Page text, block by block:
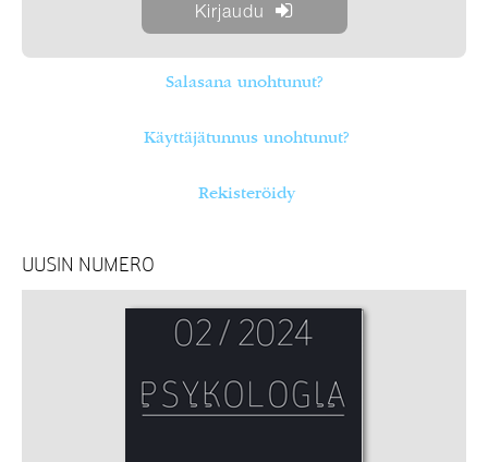
Salasana unohtunut?
Käyttäjätunnus unohtunut?
Rekisteröidy
UUSIN NUMERO